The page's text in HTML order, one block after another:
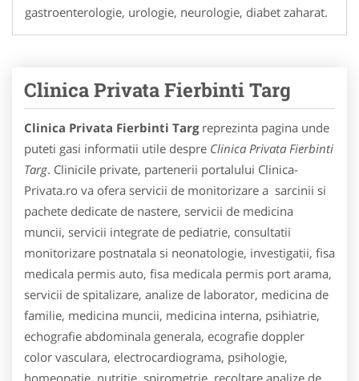
gastroenterologie, urologie, neurologie, diabet zaharat.
Clinica Privata Fierbinti Targ
Clinica Privata Fierbinti Targreprezinta pagina unde
puteti gasi informatii utile despre Clinica Privata Fierbinti
Targ. Clinicile private, partenerii portalului Clinica-
Privata.ro va ofera servicii de monitorizare a sarcinii si
pachete dedicate de nastere, servicii de medicina
muncii, servicii integrate de pediatrie, consultatii
monitorizare postnatala si neonatologie, investigatii, fisa
medicala permis auto, fisa medicala permis port arama,
servicii de spitalizare, analize de laborator, medicina de
familie, medicina muncii, medicina interna, psihiatrie,
echografie abdominala generala, ecografie doppler
color vasculara, electrocardiograma, psihologie,
homeopatie, nutritie, spirometrie, recoltare analize de